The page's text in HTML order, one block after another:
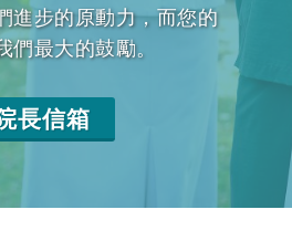
進步的原動力，而您的
們最大的鼓勵。
長信箱